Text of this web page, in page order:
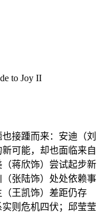
to Joy II
接踵而来：安迪（刘
可能，却也面临来自
蒋欣饰）尝试起步新
张陆饰）处处依赖事
王凯饰）差距仍存
则危机四伏；邱莹莹